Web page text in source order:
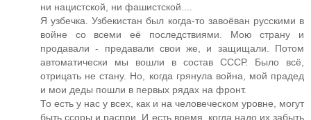
ни нацистской, ни фашистской....
Я узбечка. Узбекистан был когда-то завоёван русскими в
войне со всеми её последствиями. Мою страну и
продавали - предавали свои же, и защищали. Потом
автоматически мы вошли в состав СССР. Было всё,
отрицать не стану. Но, когда грянула война, мой прадед
и мои деды пошли в первых рядах на фронт.
То есть у нас у всех, как и на человеческом уровне, могут
быть ссоры и распри. И есть время, когда надо их забыть